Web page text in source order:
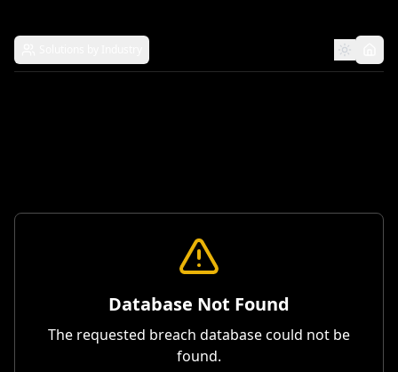
Database Not Found
The requested breach database could not be
found.